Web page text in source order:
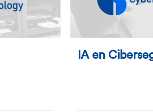
IA en